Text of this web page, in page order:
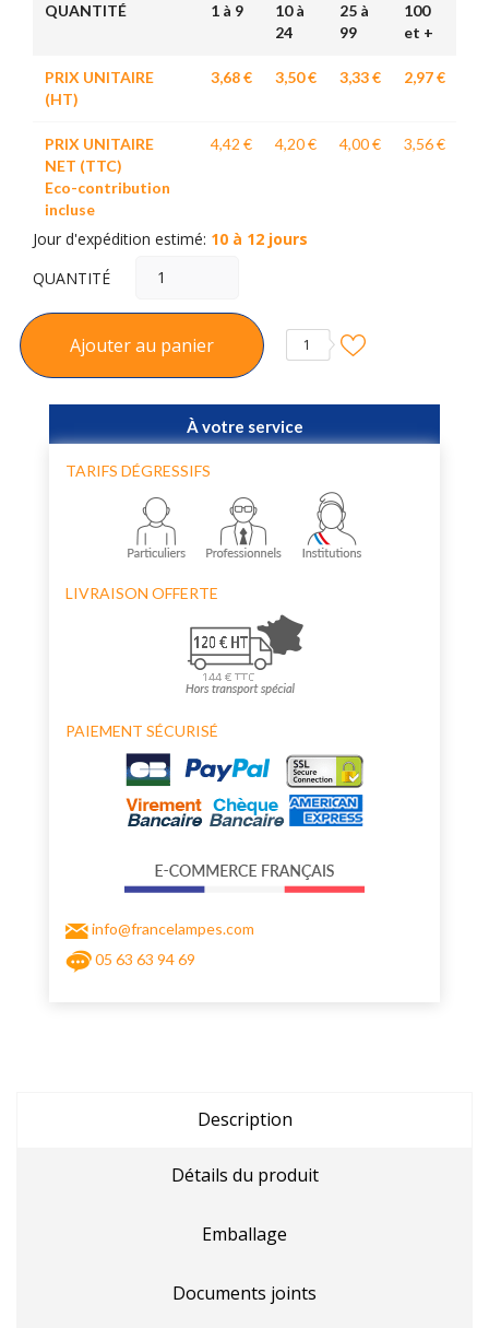
QUANTITÉ 1 à 9
10 à
24
25 à
99
100
et +
PRIX UNITAIRE
(HT)
3,68 € 3,50 € 3,33 € 2,97 €
PRIX UNITAIRE
NET (TTC)
Eco-contribution
incluse
4,42 € 4,20 € 4,00 € 3,56 €
Jour d'expédition estimé: 10 à 12 jours
QUANTITÉ
Ajouter au panier 1
À votre service
TARIFS DÉGRESSIFS
LIVRAISON OFFERTE
PAIEMENT SÉCURISÉ
info@francelampes.com
05 63 63 94 69
Description
Détails du produit
Emballage
Documents joints